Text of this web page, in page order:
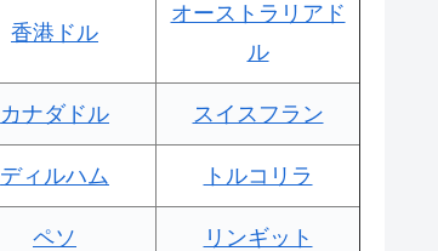
香港ドル
オーストラリアド
ル
カナダドル スイスフラン
ディルハム トルコリラ
ペソ リンギット